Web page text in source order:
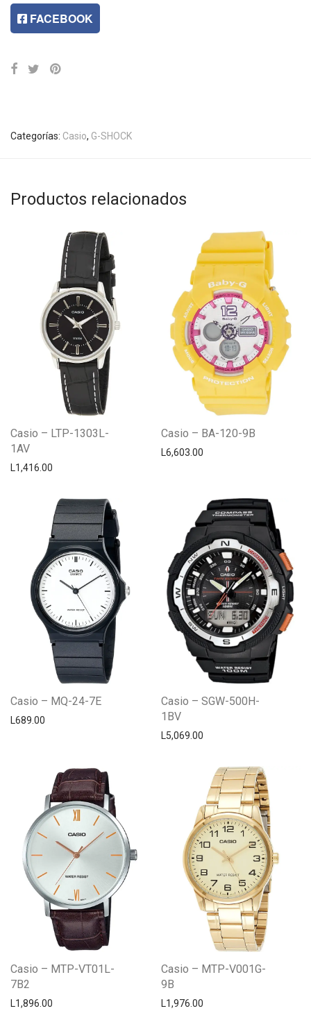
FACEBOOK
Categorías: Casio, G-SHOCK
Productos relacionados
Casio – LTP-1303L-
1AV
L1,416.00
Casio – BA-120-9B
L6,603.00
Casio – MQ-24-7E
L689.00
Casio – SGW-500H-
1BV
L5,069.00
Casio – MTP-VT01L-
7B2
L1,896.00
Casio – MTP-V001G-
9B
L1,976.00